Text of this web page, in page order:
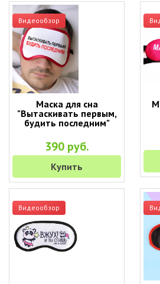
Видеообзор
Маска для сна
"Вытаскивать первым,
будить последним"
390 руб.
Купить
Видеообзор